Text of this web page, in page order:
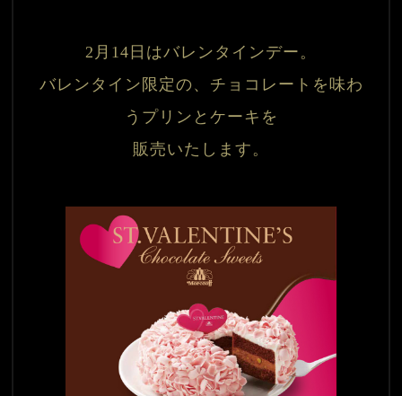
2月14日はバレンタインデー。
バレンタイン限定の、チョコレートを味わ
うプリンとケーキを
販売いたします。